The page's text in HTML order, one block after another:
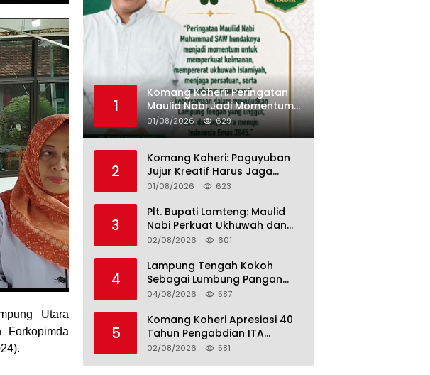
Utara
1
Komang Koheri: Peringatan
Maulid Nabi Jadi Momentum
Perkuat Ukhuwah Umat di
Lampung Tengah
01/08/2026 629
2
Komang Koheri: Paguyuban
Jujur Kreatif Harus Jaga
Persatuan untuk Kemajuan
01/08/2026 623
3
Plt. Bupati Lamteng: Maulid
Nabi Perkuat Ukhuwah dan
Jaga Kerukunan Umat
02/08/2026 601
4
Lampung Tengah Kokoh
Sebagai Lumbung Pangan
dan Kekuatan Perkebunan
Kemandirian Pangan adalah
Fondasi Menuju Indonesia
Emas 2045
04/08/2026 587
5
Komang Koheri Apresiasi 40
Tahun Pengabdian ITA
Optical Group untuk
02/08/2026 581